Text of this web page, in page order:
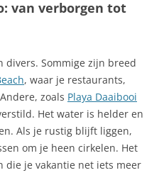
van verborgen tot
divers. Sommige zijn breed
, waar je restaurants,
zoals Playa Daaibooi
Het water is helder en
Als je rustig blijft liggen,
om je heen cirkelen. Het
die je vakantie net iets meer